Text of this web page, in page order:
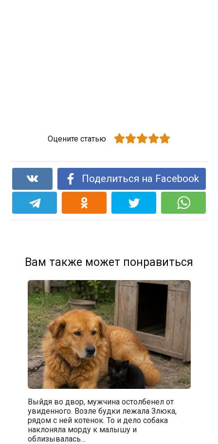
Оцените статью
Поделиться на Facebook
Вам также может понравиться
Выйдя во двор, мужчина остолбенел от
увиденного. Возле будки лежала Злюка,
рядом с ней котенок. То и дело собака
наклоняла морду к малышу и
облизывалась…